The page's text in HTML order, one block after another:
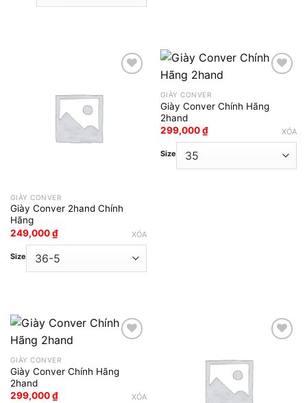
Add to wishlist
GIÀY CONVER
Giày Conver 2hand Chính
Hãng
249,000₫
Size
XÓA
Add to wishlist
GIÀY CONVER
Giày Conver Chính Hãng
2hand
299,000₫
Size
XÓA
Add to wishlist
GIÀY CONVER
Giày Conver Chính Hãng
2hand
299,000₫ XÓA
Add to wishlist